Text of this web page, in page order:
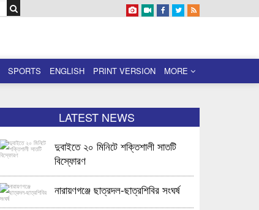
SPORTS ENGLISH PRINT VERSION MORE
LATEST NEWS
দুবাইতে ২০ মিনিটে শক্তিশালী সাতটি
বিস্ফোরণ
নারায়ণগঞ্জে ছাত্রদল-ছাত্রশিবির সংঘর্ষ